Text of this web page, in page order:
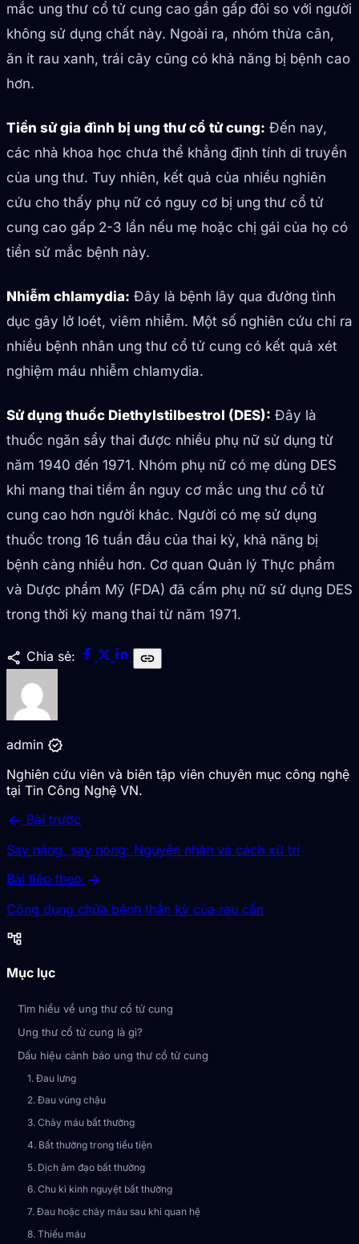
mắc ung thư cổ tử cung cao gần gấp đôi so với người
không sử dụng chất này. Ngoài ra, nhóm thừa cân,
ăn ít rau xanh, trái cây cũng có khả năng bị bệnh cao
hơn.
Tiền sử gia đình bị ung thư cổ tử cung: Đến nay,
các nhà khoa học chưa thể khẳng định tính di truyền
của ung thư. Tuy nhiên, kết quả của nhiều nghiên
cứu cho thấy phụ nữ có nguy cơ bị ung thư cổ tử
cung cao gấp 2-3 lần nếu mẹ hoặc chị gái của họ có
tiền sử mắc bệnh này.
Nhiễm chlamydia: Đây là bệnh lây qua đường tình
dục gây lở loét, viêm nhiễm. Một số nghiên cứu chỉ ra
nhiều bệnh nhân ung thư cổ tử cung có kết quả xét
nghiệm máu nhiễm chlamydia.
Sử dụng thuốc Diethylstilbestrol (DES): Đây là
thuốc ngăn sẩy thai được nhiều phụ nữ sử dụng từ
năm 1940 đến 1971. Nhóm phụ nữ có mẹ dùng DES
khi mang thai tiềm ẩn nguy cơ mắc ung thư cổ tử
cung cao hơn người khác. Người có mẹ sử dụng
thuốc trong 16 tuần đầu của thai kỳ, khả năng bị
bệnh càng nhiều hơn. Cơ quan Quản lý Thực phẩm
và Dược phẩm Mỹ (FDA) đã cấm phụ nữ sử dụng DES
trong thời kỳ mang thai từ năm 1971.
share Chia sẻ: link
admin verified
Nghiên cứu viên và biên tập viên chuyên mục công nghệ
tại Tin Công Nghệ VN.
arrow_back Bài trước
Say nắng, say nóng: Nguyên nhân và cách xử trí
Bài tiếp theo arrow_forward
Công dụng chữa bệnh thần kỳ của rau cần
account_tree
Mục lục
Tìm hiểu về ung thư cổ tử cung
Ung thư cổ tử cung là gì?
Dấu hiệu cảnh báo ung thư cổ tử cung
1. Đau lưng
2. Đau vùng chậu
3. Chảy máu bất thường
4. Bất thường trong tiểu tiện
5. Dịch âm đạo bất thường
6. Chu kì kinh nguyệt bất thường
7. Đau hoặc chảy máu sau khi quan hệ
8. Thiếu máu